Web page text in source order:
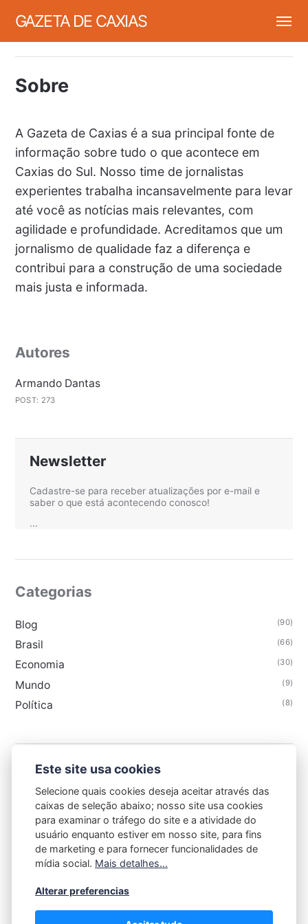
GAZETA DE CAXIAS
Sobre
A Gazeta de Caxias é a sua principal fonte de
informação sobre tudo o que acontece em
Caxias do Sul. Nosso time de jornalistas
experientes trabalha incansavelmente para levar
até você as notícias mais relevantes, com
agilidade e profundidade. Acreditamos que um
jornalismo de qualidade faz a diferença e
contribui para a construção de uma sociedade
mais justa e informada.
Autores
Armando Dantas
POST: 273
Newsletter
Cadastre-se para receber atualizações por e-mail e
saber o que está acontecendo conosco!
...
Categorias
Blog (90)
Brasil (66)
Economia (30)
Mundo (9)
Política (8)
GAZETA DE CAXIAS
Este site usa cookies
Selecione quais cookies deseja aceitar através das
caixas de seleção abaixo; nosso site usa cookies
para examinar o tráfego do site e a atividade do
usuário enquanto estiver em nosso site, para fins
de marketing e para fornecer funcionalidades de
mídia social. Mais detalhes...
Alterar preferencias